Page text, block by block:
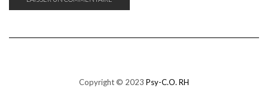
Copyright © 2023 Psy-C.O. RH